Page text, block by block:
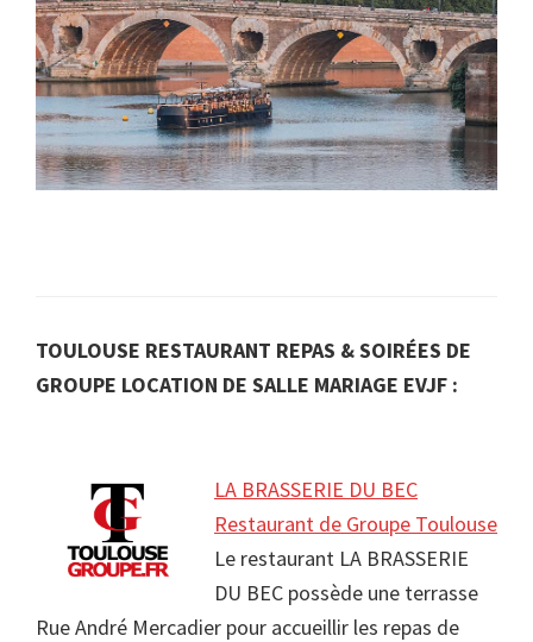
TOULOUSE RESTAURANT REPAS & SOIRÉES DE
GROUPE LOCATION DE SALLE MARIAGE EVJF :
LA BRASSERIE DU BEC
Restaurant de Groupe Toulouse
Le restaurant LA BRASSERIE
DU BEC possède une terrasse
Rue André Mercadier pour accueillir les repas de